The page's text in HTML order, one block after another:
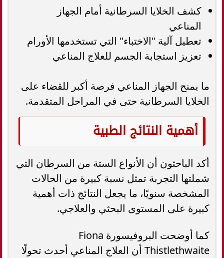
كشف الخلايا السرطانية أمام الجهاز
المناعي
تعطيل آلية "الاختباء" التي تستخدمها الأورام
تعزيز استجابة الجسم للعلاج المناعي
ما يمنح الجهاز المناعي فرصة أكبر للقضاء على
الخلايا السرطانية حتى في المراحل المتقدمة.
أهمية النتائج الطبية
أكد الباحثون أن الأنواع الستة من السرطان التي
شملتها التجربة تمثل نسبة كبيرة من الحالات
المشخصة سنويًا، ما يجعل النتائج ذات أهمية
كبيرة على المستوى البحثي والعلاجي.
كما أوضحت البروفيسورة Fiona
Thistlethwaite أن العلاج المناعي أحدث تحولًا